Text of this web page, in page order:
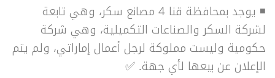
◾ يوجد بمحافظة قنا 4 مصانع سكر، وهي تابعة
لشركة السكر والصناعات التكميلية، وهي شركة
حكومية وليست مملوكة لرجل أعمال إماراتي، ولم يتم
الإعلان عن بيعها لأي جهة. ✅